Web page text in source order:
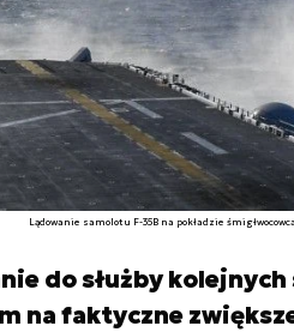
Lądowanie samolotu F-35B na pokładzie
do służby
na faktyczne